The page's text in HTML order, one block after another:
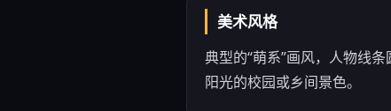
美术风格
典型的“萌系”画风，人物线
阳光的校园或乡间景色。